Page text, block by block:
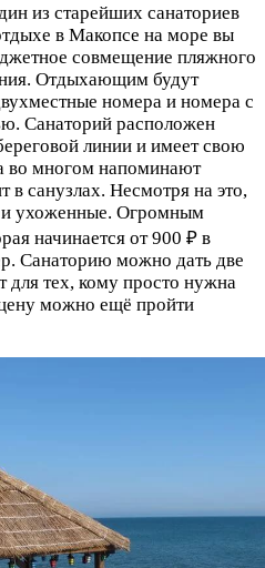
из старейших санаториев
в Макопсе на море вы
совмещение пляжного
Отдыхающим будут
номера и номера с
Санаторий расположен
линии и имеет свою
во многом напоминают
в санузлах. Несмотря на это,
и ухоженные. Огромным
начинается от 900 ₽ в
Санаторию можно дать две
тех, кому просто нужна
можно ещё пройти